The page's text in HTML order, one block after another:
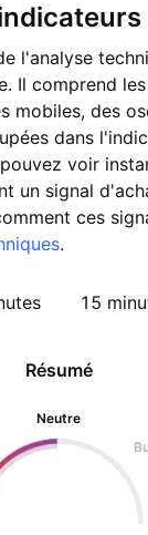
l'analyse
Il comprend
mobiles, des
dans
voir
un signal
ces
.
15
Résumé
Neutre